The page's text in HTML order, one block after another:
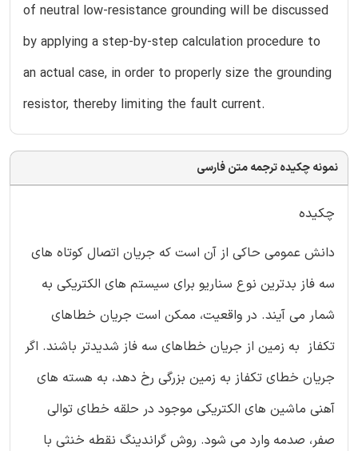
of neutral low-resistance grounding will be discussed
by applying a step-by-step calculation procedure to
an actual case, in order to properly size the grounding
resistor, thereby limiting the fault current.
نمونه چکیده ترجمه متن فارسی
چکیده
دانش عمومی حاکی از آن است که جریان اتصال کوتاه های
سه فاز بدترین نوع سناریو برای سیستم های الکتریکی به
شمار می آیند. در واقعیت، ممکن است جریان خطاهای
تکفاز به زمین از جریان خطاهای سه فاز شدیدتر باشند. اگر
جریان خطای تکفاز به زمین بزرگی رخ دهد، به هسته های
آهنی ماشین های الکتریکی موجود در حلقه خطای توالی
صفر، صدمه وارد می شود. روش گراندینگ نقطه خنثی با